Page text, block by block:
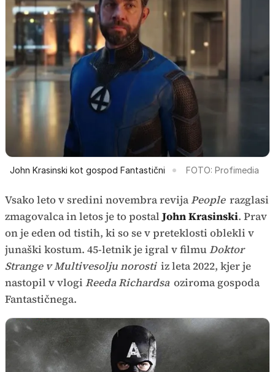
John Krasinski kot gospod Fantastični FOTO: Profimedia
Vsako leto v sredini novembra revijaPeople razglasi
zmagovalca in letos je to postal John Krasinski. Prav
on je eden od tistih, ki so se v preteklosti oblekli v
junaški kostum. 45-letnik je igral v filmuDoktor
Strange v Multivesolju norosti iz leta 2022, kjer je
nastopil v vlogi Reeda Richardsa oziroma gospoda
Fantastičnega.